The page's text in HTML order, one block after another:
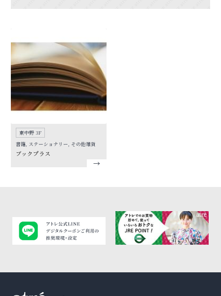
東中野 3F
書籍, ステーショナリー, その他雑貨
ブックプラス